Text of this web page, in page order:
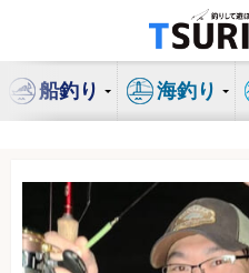
ン
船釣り 海釣り